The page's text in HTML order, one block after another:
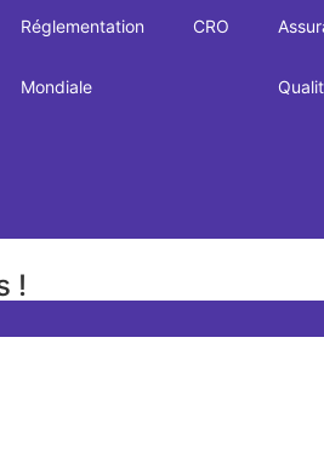
Réglementation
Mondiale
CRO
!